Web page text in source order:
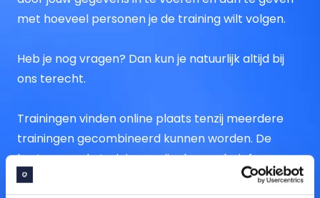
met hoeveel personen je de training wilt volgen.
Heb je nog vragen? Dan kun je natuurlijk altijd bij
ons terecht.
Trainingen vinden online plaats tenzij meerdere
trainingen gecombineerd kunnen worden. De
kosten van de trainingen zijn dan exclusief
reiskosten.